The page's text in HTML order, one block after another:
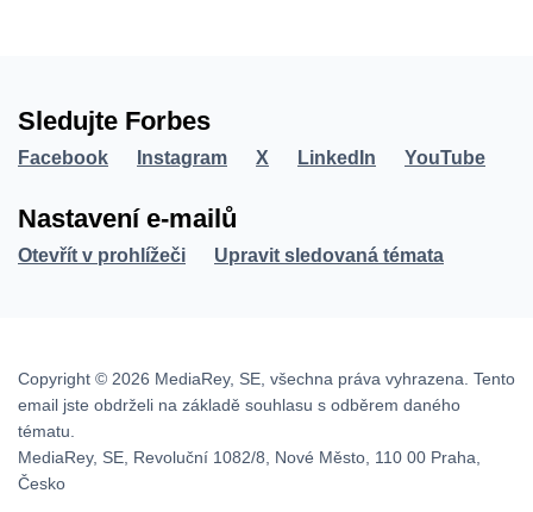
Sledujte Forbes
Facebook Instagram X LinkedIn YouTube
Nastavení e-mailů
Otevřít v prohlížeči Upravit sledovaná témata
Copyright © 2026 MediaRey, SE, všechna práva vyhrazena. Tento
email jste obdrželi na základě souhlasu s odběrem daného
tématu.
MediaRey, SE, Revoluční 1082/8, Nové Město, 110 00 Praha,
Česko